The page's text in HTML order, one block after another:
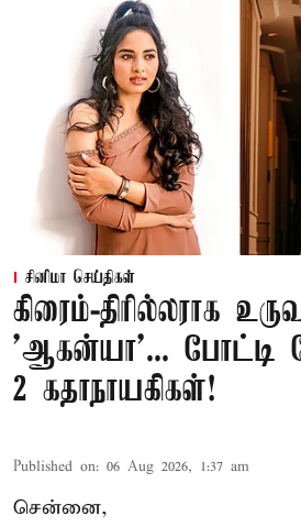
சினிமா செய்திகள்
கிரைம்-திரில்லராக
'ஆகன்யா'... போட்டி
2 கதாநாயகிகள்!
Published on: 06 Aug 2026, 1:37 am
சென்னை,